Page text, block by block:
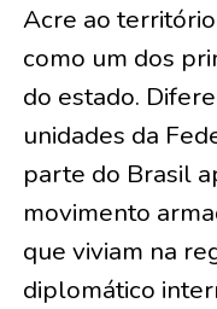
Acre ao
como um dos
do estado.
unidades da
parte do Brasil
movimento
que viviam na
diplomático